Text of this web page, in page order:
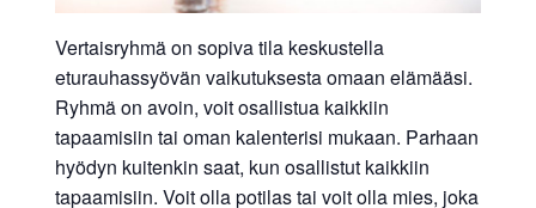
Vertaisryhmä on sopiva tila keskustella
eturauhassyövän vaikutuksesta omaan elämääsi.
Ryhmä on avoin, voit osallistua kaikkiin
tapaamisiin tai oman kalenterisi mukaan. Parhaan
hyödyn kuitenkin saat, kun osallistut kaikkiin
tapaamisiin. Voit olla potilas tai voit olla mies, joka